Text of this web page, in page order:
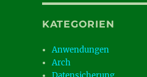
KATEGORIEN
Anwendungen
Arch